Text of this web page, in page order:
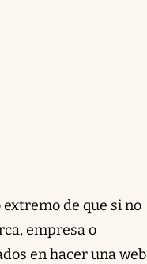
de que si no
empresa o
en hacer una web